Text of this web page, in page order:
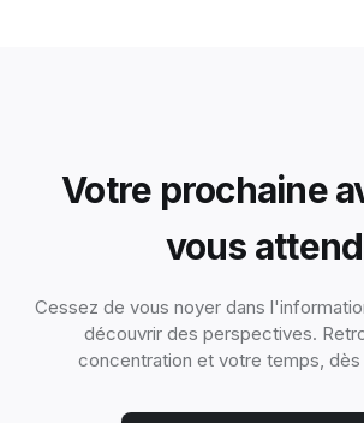
Votre prochaine
vous
Cessez de vous noyer dans
découvrir des perspectives.
concentration et votre temps, dès